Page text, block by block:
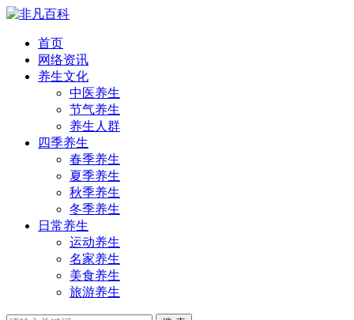
首页
网络资讯
养生文化
中医养生
节气养生
养生人群
四季养生
春季养生
夏季养生
秋季养生
冬季养生
日常养生
运动养生
名家养生
美食养生
旅游养生